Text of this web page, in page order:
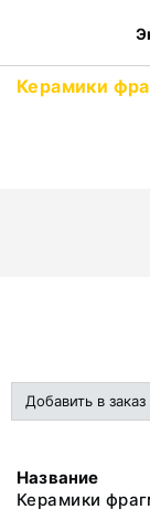
Керамики
Добавить в заказ
Название
Керамики